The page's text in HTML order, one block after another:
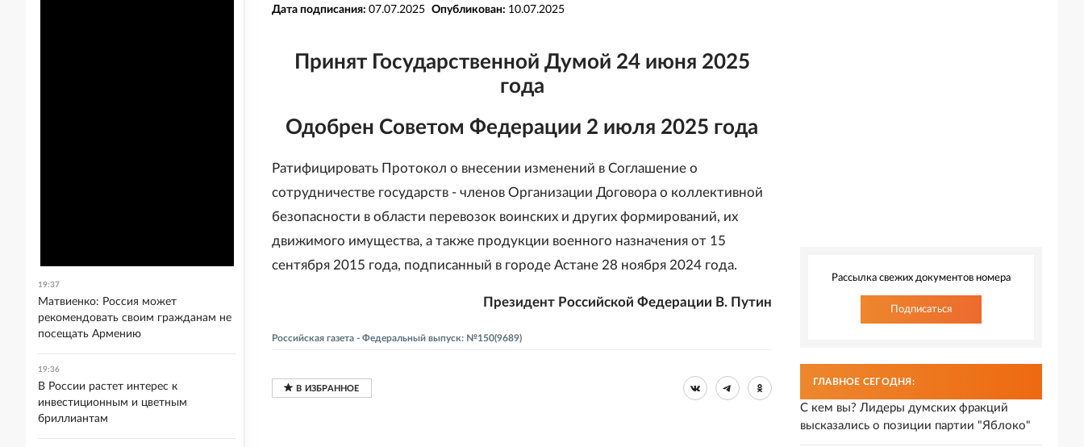
Дата подписания: 07.07.2025 Опубликован: 10.07.2025
Принят Государственной Думой 24 июня 2025
года
Одобрен Советом Федерации 2 июля 2025 года
Ратифицировать Протокол о внесении изменений в Соглашение о
сотрудничестве государств - членов Организации Договора о коллективной
безопасности в области перевозок воинских и других формирований, их
движимого имущества, а также продукции военного назначения от 15
сентября 2015 года, подписанный в городе Астане 28 ноября 2024 года.
Президент Российской Федерации В. Путин
Российская газета - Федеральный выпуск: №150(9689)
Рассылка свежих документов номера
Подписаться
ГЛАВНОЕ СЕГОДНЯ:
С кем вы? Лидеры думских фракций
высказались о позиции партии "Яблоко"
19:37
Матвиенко: Россия может
рекомендовать своим гражданам не
посещать Армению
19:36
В России растет интерес к
инвестиционным и цветным
бриллиантам